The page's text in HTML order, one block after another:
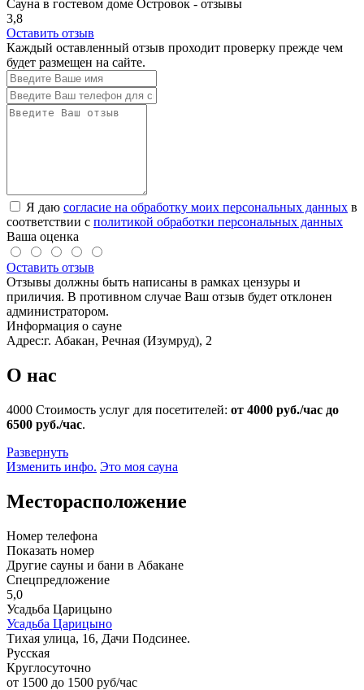
Сауна в гостевом доме Островок - отзывы
3,8
Оставить отзыв
Каждый оставленный отзыв проходит проверку прежде чем
будет размещен на сайте.
Я даю согласие на обработку моих персональных данных в
соответствии с политикой обработки персональных данных
Ваша оценка
Оставить отзыв
Отзывы должны быть написаны в рамках цензуры и
приличия. В противном случае Ваш отзыв будет отклонен
администратором.
Информация о сауне
Адрес:г. Абакан, Речная (Изумруд), 2
О нас
4000 Стоимость услуг для посетителей: от 4000 руб./час до
6500 руб./час.
Развернуть
Изменить инфо. Это моя сауна
Месторасположение
Номер телефона
Показать номер
Другие сауны и бани в Абакане
Спецпредложение
5,0
Усадьба Царицыно
Усадьба Царицыно
Тихая улица, 16, Дачи Подсинее.
Русская
Круглосуточно
от 1500 до 1500 руб/час